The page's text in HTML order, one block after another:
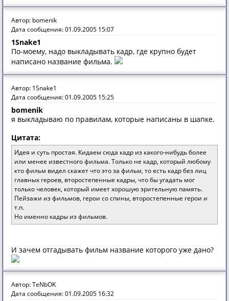
Автор: bomenik
Дата сообщения: 01.09.2005 15:07
1Snake1
По-моему, надо выкладывать кадр, где крупно будет
написано название фильма.
Автор: 1Snake1
Дата сообщения: 01.09.2005 15:25
bomenik
я выкладываю по правилам, которые написаны в шапке.
Цитата:
Идея и суть простая. Кидаем сюда кадр из какого-нибудь более
или менее известного фильма. Только не кадр, который любому
кто фильм видел скажет что это за фильм, то есть кадр без лиц
главных героев, второстепенные кадры, что бы угадать мог
только человек, который имеет хорошую зрительную память.
Пейзажи из фильмов, герои со спины, второстепенные герои и
т.п.
Но именно кадры из фильмов.
И зачем отгадывать фильм название которого уже дано?
Автор: TeNbOK
Дата сообщения: 01.09.2005 16:32